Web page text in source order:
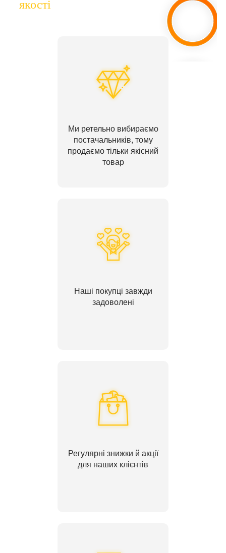
якості
Ми ретельно вибираємо
постачальників, тому
продаємо тільки якісний
товар
Наші покупці завжди
задоволені
Регулярні знижки й акції
для наших клієнтів